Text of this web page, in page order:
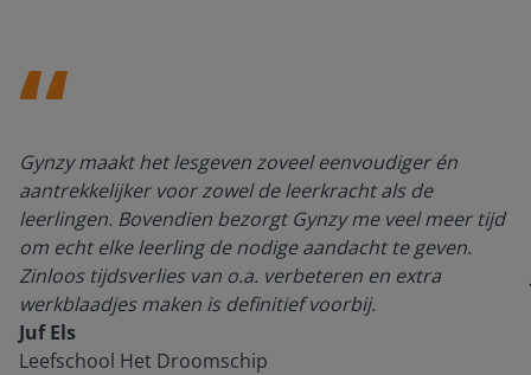
Gynzy maakt het lesgeven zoveel eenvoudiger én
aantrekkelijker voor zowel de leerkracht als de
leerlingen. Bovendien bezorgt Gynzy me veel meer tijd
om echt elke leerling de nodige aandacht te geven.
Zinloos tijdsverlies van o.a. verbeteren en extra
werkblaadjes maken is definitief voorbij.
Juf Els
Leefschool Het Droomschip